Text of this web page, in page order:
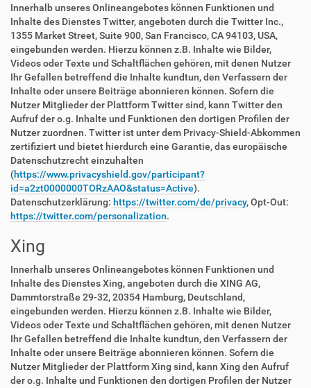
Innerhalb unseres Onlineangebotes können Funktionen und
Inhalte des Dienstes Twitter, angeboten durch die Twitter Inc.,
1355 Market Street, Suite 900, San Francisco, CA 94103, USA,
eingebunden werden. Hierzu können z.B. Inhalte wie Bilder,
Videos oder Texte und Schaltflächen gehören, mit denen Nutzer
Ihr Gefallen betreffend die Inhalte kundtun, den Verfassern der
Inhalte oder unsere Beiträge abonnieren können. Sofern die
Nutzer Mitglieder der Plattform Twitter sind, kann Twitter den
Aufruf der o.g. Inhalte und Funktionen den dortigen Profilen der
Nutzer zuordnen. Twitter ist unter dem Privacy-Shield-Abkommen
zertifiziert und bietet hierdurch eine Garantie, das europäische
Datenschutzrecht einzuhalten
(https://www.privacyshield.gov/participant?
id=a2zt0000000TORzAAO&status=Active).
Datenschutzerklärung: https://twitter.com/de/privacy, Opt-Out:
https://twitter.com/personalization.
Xing
Innerhalb unseres Onlineangebotes können Funktionen und
Inhalte des Dienstes Xing, angeboten durch die XING AG,
Dammtorstraße 29-32, 20354 Hamburg, Deutschland,
eingebunden werden. Hierzu können z.B. Inhalte wie Bilder,
Videos oder Texte und Schaltflächen gehören, mit denen Nutzer
Ihr Gefallen betreffend die Inhalte kundtun, den Verfassern der
Inhalte oder unsere Beiträge abonnieren können. Sofern die
Nutzer Mitglieder der Plattform Xing sind, kann Xing den Aufruf
der o.g. Inhalte und Funktionen den dortigen Profilen der Nutzer